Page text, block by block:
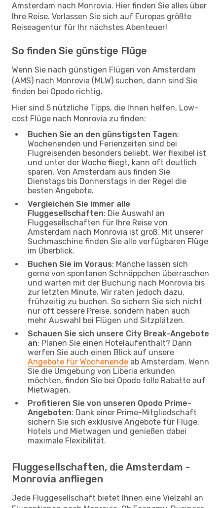
Amsterdam nach Monrovia. Hier finden Sie alles über
Ihre Reise. Verlassen Sie sich auf Europas größte
Reiseagentur für Ihr nächstes Abenteuer!
So finden Sie günstige Flüge
Wenn Sie nach günstigen Flügen von Amsterdam
(AMS) nach Monrovia (MLW) suchen, dann sind Sie
finden bei Opodo richtig.
Hier sind 5 nützliche Tipps, die Ihnen helfen, Low-
cost Flüge nach Monrovia zu finden:
Buchen Sie an den günstigsten Tagen:
Wochenenden und Ferienzeiten sind bei
Flugreisenden besonders beliebt. Wer flexibel ist
und unter der Woche fliegt, kann oft deutlich
sparen. Von Amsterdam aus finden Sie
Dienstags bis Donnerstags in der Regel die
besten Angebote.
Vergleichen Sie immer alle
Fluggesellschaften: Die Auswahl an
Fluggesellschaften für Ihre Reise von
Amsterdam nach Monrovia ist groß. Mit unserer
Suchmaschine finden Sie alle verfügbaren Flüge
im Überblick.
Buchen Sie im Voraus: Manche lassen sich
gerne von spontanen Schnäppchen überraschen
und warten mit der Buchung nach Monrovia bis
zur letzten Minute. Wir raten jedoch dazu,
frühzeitig zu buchen. So sichern Sie sich nicht
nur oft bessere Preise, sondern haben auch
mehr Auswahl bei Flügen und Sitzplätzen.
Schauen Sie sich unsere City Break-Angebote
an: Planen Sie einen Hotelaufenthalt? Dann
werfen Sie auch einen Blick auf unsere
Angebote für Wochenende ab Amsterdam. Wenn
Sie die Umgebung von Liberia erkunden
möchten, finden Sie bei Opodo tolle Rabatte auf
Mietwagen.
Profitieren Sie von unseren Opodo Prime-
Angeboten: Dank einer Prime-Mitgliedschaft
sichern Sie sich exklusive Angebote für Flüge,
Hotels und Mietwagen und genießen dabei
maximale Flexibilität.
Fluggesellschaften, die Amsterdam -
Monrovia anfliegen
Jede Fluggesellschaft bietet Ihnen eine Vielzahl an